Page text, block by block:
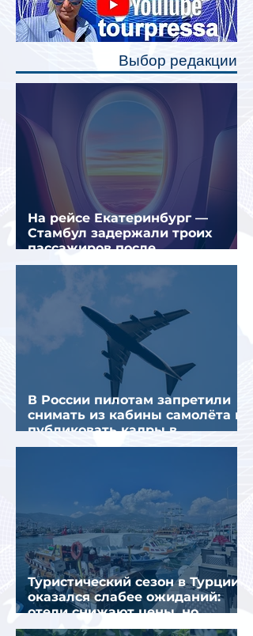
каждого спального места. Они
позволят пассажирам закрыть свою
полку во время сна или отдыха,
Выбор редакции
На рейсе Екатеринбург —
Стамбул задержали троих
пассажиров после
предполагаемой серии краж
В России пилотам запретили
снимать из кабины самолёта и
публиковать кадры в
интернете
Туристический сезон в Турции
оказался слабее ожиданий:
отели снижают цены, но
загрузка остается низкой